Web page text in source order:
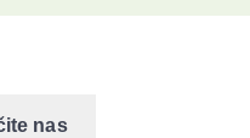
nas